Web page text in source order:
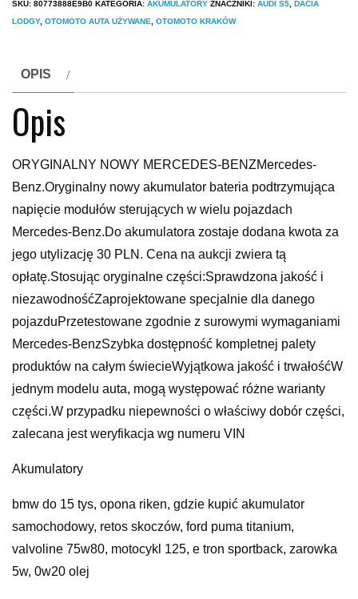
SKU: 80773888E9B0 KATEGORIA: AKUMULATORY ZNACZNIKI: AUDI S5, DACIA
LODGY, OTOMOTO AUTA UŻYWANE, OTOMOTO KRAKÓW
OPIS
Opis
ORYGINALNY NOWY MERCEDES-BENZMercedes-
Benz.Oryginalny nowy akumulator bateria podtrzymująca
napięcie modułów sterujących w wielu pojazdach
Mercedes-Benz.Do akumulatora zostaje dodana kwota za
jego utylizację 30 PLN. Cena na aukcji zwiera tą
opłatę.Stosując oryginalne części:Sprawdzona jakość i
niezawodnośćZaprojektowane specjalnie dla danego
pojazduPrzetestowane zgodnie z surowymi wymaganiami
Mercedes-BenzSzybka dostępność kompletnej palety
produktów na całym świecieWyjątkowa jakość i trwałośćW
jednym modelu auta, mogą występować różne warianty
części.W przypadku niepewności o właściwy dobór części,
zalecana jest weryfikacja wg numeru VIN
Akumulatory
bmw do 15 tys, opona riken, gdzie kupić akumulator
samochodowy, retos skoczów, ford puma titanium,
valvoline 75w80, motocykl 125, e tron sportback, zarowka
5w, 0w20 olej